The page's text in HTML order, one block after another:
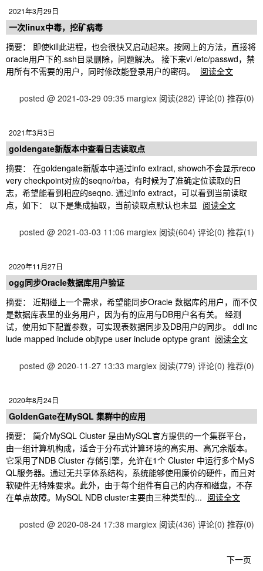
2021年3月29日
一次linux中毒，挖矿病毒
摘要： 即使kill此进程，也会很快又启动起来。按网上的方法，直接将
oracle用户下的.ssh目录删除，问题解决。 接下来vi /etc/passwd，禁
用所有不需要的用户，同时修改能登录用户的密码。
阅读全文
posted @ 2021-03-29 09:35 margiex 阅读(282) 评论(0) 推荐(0)
2021年3月3日
goldengate新版本中查看日志读取点
摘要： 在goldengate新版本中通过info extract, showch不会显示reco
very checkpoint对应的seqno/rba，有时候为了准确定位读取的日
志，希望能看到相应的seqno. 通过info extract，可以看到当前读取
点，如下： 以下是集成抽取，当前读取点默认也未显 阅读全文
posted @ 2021-03-03 11:06 margiex 阅读(604) 评论(0) 推荐(1)
2020年11月27日
ogg同步Oracle数据库用户验证
摘要： 近期碰上一个需求，希望能同步Oracle 数据库的用户，而不仅
是数据库表里的业务用户，因为有的应用与DB用户名有关。 经测
试，使用如下配置参数，可实现表数据同步及DB用户的同步。 ddl inc
lude mapped include objtype user include optype grant 阅读全文
posted @ 2020-11-27 13:33 margiex 阅读(779) 评论(0) 推荐(0)
2020年8月24日
GoldenGate在MySQL 集群中的应用
摘要： 简介MySQL Cluster 是由MySQL官方提供的一个集群平台，
由一组计算机构成，适合于分布式计算环境的高实用、高冗余版本。
它采用了NDB Cluster 存储引擎，允许在1个 Cluster 中运行多个MyS
QL服务器。通过无共享体系结构，系统能够使用廉价的硬件，而且对
软硬件无特殊要求。此外，由于每个组件有自己的内存和磁盘，不存
在单点故障。MySQL NDB cluster主要由三种类型的... 阅读全文
posted @ 2020-08-24 17:38 margiex 阅读(436) 评论(0) 推荐(0)
下一页